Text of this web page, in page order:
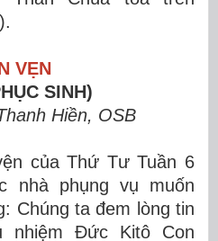
VẸN
SINH)
Hiền, OSB
của Thứ Tư Tuần 6
nhà phụng vụ muốn
Chúng ta đem lòng tin
nhiệm Đức Kitô Con